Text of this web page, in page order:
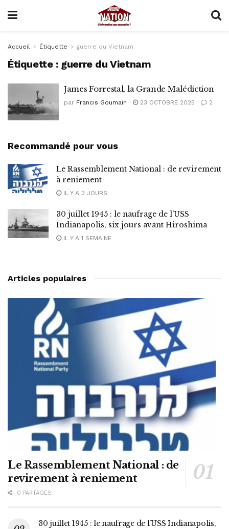
Accueil Étiquette guerre du Vietnam
Étiquette : guerre du Vietnam
James Forrestal, la Grande Malédiction
par Francis Goumain 23 OCTOBRE 2025 2
Recommandé pour vous
Le Rassemblement National : de revirement
à reniement
IL Y A 3 JOURS
30 juillet 1945 : le naufrage de l’USS
Indianapolis, six jours avant Hiroshima
IL Y A 1 SEMAINE
Articles populaires
Le Rassemblement National : de
revirement à reniement
0 PARTAGES
30 juillet 1945 : le naufrage de l’USS Indianapolis,